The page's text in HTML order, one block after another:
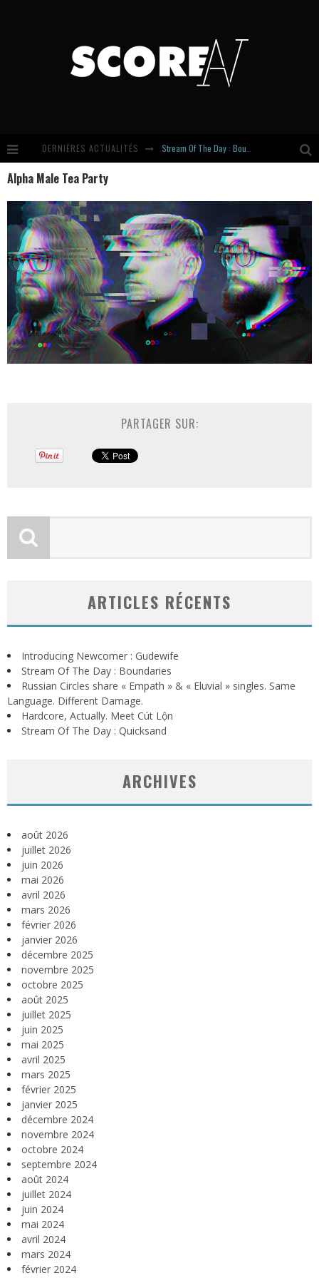
DERNIÈRES ACTUALITÉS
Russian Circles share « Empath » & « Eluvial » singles. Same Language. Different Damage.
Introducing Newcomer : Gudewife
Alpha Male Tea Party
PARTAGER SUR:
ARTICLES RÉCENTS
Introducing Newcomer : Gudewife
Stream Of The Day : Boundaries
Russian Circles share « Empath » & « Eluvial » singles. Same
Language. Different Damage.
Hardcore, Actually. Meet Cút Lộn
Stream Of The Day : Quicksand
ARCHIVES
août 2026
juillet 2026
juin 2026
mai 2026
avril 2026
mars 2026
février 2026
janvier 2026
décembre 2025
novembre 2025
octobre 2025
août 2025
juillet 2025
juin 2025
mai 2025
avril 2025
mars 2025
février 2025
janvier 2025
décembre 2024
novembre 2024
octobre 2024
septembre 2024
août 2024
juillet 2024
juin 2024
mai 2024
avril 2024
mars 2024
février 2024